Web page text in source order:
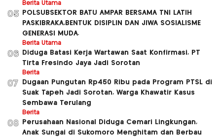
Berita Utama
05
POLSUBSEKTOR BATU AMPAR BERSAMA TNI LATIH
PASKIBRAKA,BENTUK DISIPLIN DAN JIWA SOSIALISME
GENERASI MUDA.
Berita Utama
06
Diduga Batasi Kerja Wartawan Saat Konfirmasi, PT
Tirta Fresindo Jaya Jadi Sorotan
Berita
07
Dugaan Pungutan Rp450 Ribu pada Program PTSL di
Suak Tapeh Jadi Sorotan, Warga Khawatir Kasus
Sembawa Terulang
Berita
08
Perusahaan Nasional Diduga Cemari Lingkungan,
Anak Sungai di Sukomoro Menghitam dan Berbau